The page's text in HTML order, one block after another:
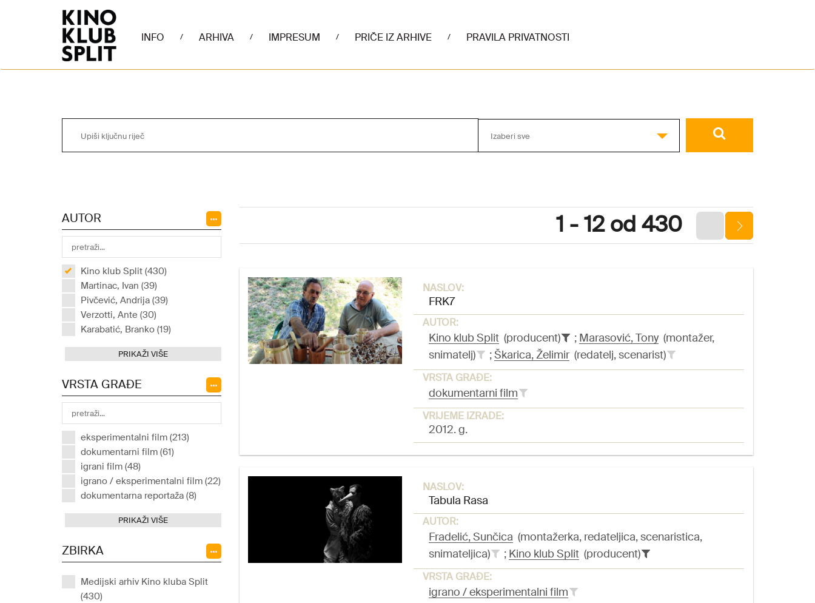
INFO / ARHIVA / IMPRESUM / PRIČE IZ ARHIVE / PRAVILA PRIVATNOSTI
Izaberi sve
AUTOR
Kino klub Split (430)
Martinac, Ivan (39)
Pivčević, Andrija (39)
Verzotti, Ante (30)
Karabatić, Branko (19)
PRIKAŽI VIŠE
VRSTA GRAĐE
eksperimentalni film (213)
dokumentarni film (61)
igrani film (48)
igrano / eksperimentalni film (22)
dokumentarna reportaža (8)
PRIKAŽI VIŠE
ZBIRKA
Medijski arhiv Kino kluba Split
(430)
1 - 12 od 430
NASLOV:
FRK7
AUTOR:
Kino klub Split(producent) ; Marasović, Tony(montažer,
snimatelj)
;Škarica, Želimir(redatelj, scenarist)
VRSTA GRAĐE:
dokumentarni film
VRIJEME IZRADE:
2012. g.
NASLOV:
Tabula Rasa
AUTOR:
Fradelić, Sunčica (montažerka, redateljica, scenaristica,
snimateljica)
; Kino klub Split(producent)
VRSTA GRAĐE:
igrano / eksperimentalni film